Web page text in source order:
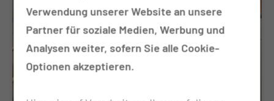
Verwendung unserer Website an unsere
Partner für soziale Medien, Werbung und
Analysen weiter, sofern Sie alle Cookie-
Optionen akzeptieren.